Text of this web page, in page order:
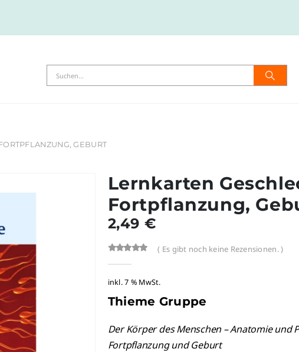
GEBURT
Lernkarten
Fortpflanzung,
2,49 €
( Es gibt noch keine Rezensionen. )
inkl. 7 % MwSt.
Thieme Gruppe
Der Körper des Menschen – Anatomie und
Fortpflanzung und Geburt